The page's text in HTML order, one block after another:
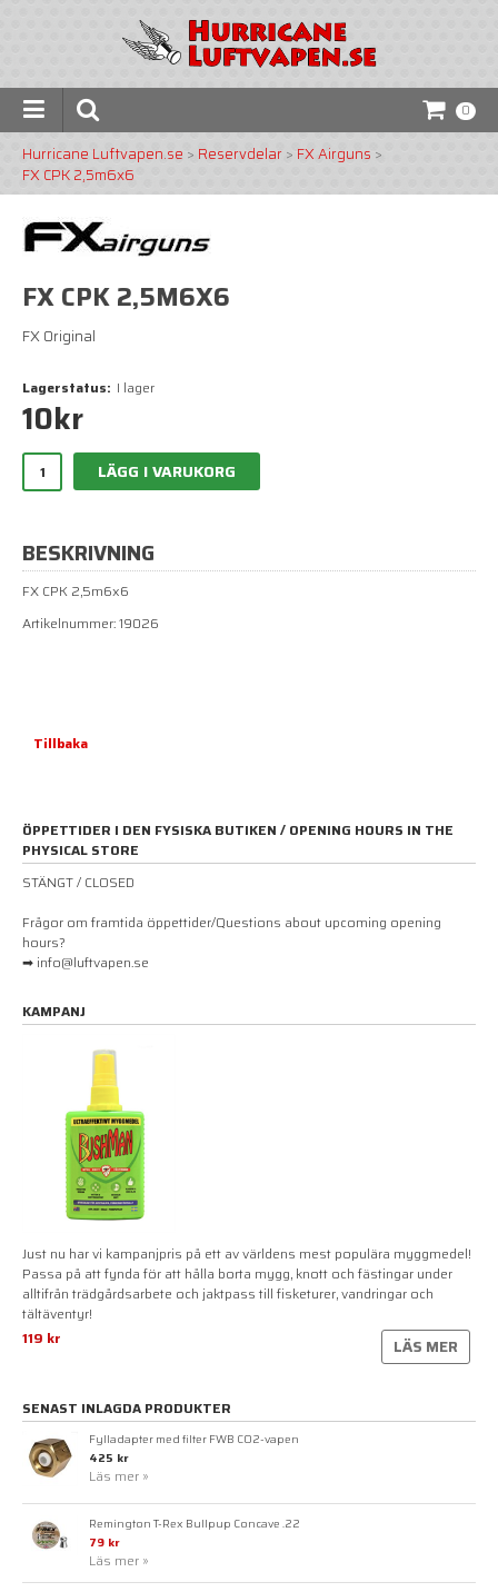
0
Hurricane Luftvapen.se > Reservdelar> FX Airguns >
FX CPK 2,5m6x6
FX CPK 2,5M6X6
FX Original
Lagerstatus: I lager
10kr
LÄGG I VARUKORG
BESKRIVNING
FX CPK 2,5m6x6
Artikelnummer: 19026
Tillbaka
ÖPPETTIDER I DEN FYSISKA BUTIKEN / OPENING HOURS IN THE
PHYSICAL STORE
STÄNGT / CLOSED
Frågor om framtida öppettider/Questions about upcoming opening
hours?
➡ info@luftvapen.se
KAMPANJ
Just nu har vi kampanjpris på ett av världens mest populära myggmedel!
Passa på att fynda för att hålla borta mygg, knott och fästingar under
alltifrån trädgårdsarbete och jaktpass till fisketurer, vandringar och
tältäventyr!
119 kr
LÄS MER
SENAST INLAGDA PRODUKTER
Fylladapter med filter FWB CO2-vapen
425 kr
Läs mer »
Remington T-Rex Bullpup Concave .22
79 kr
Läs mer »